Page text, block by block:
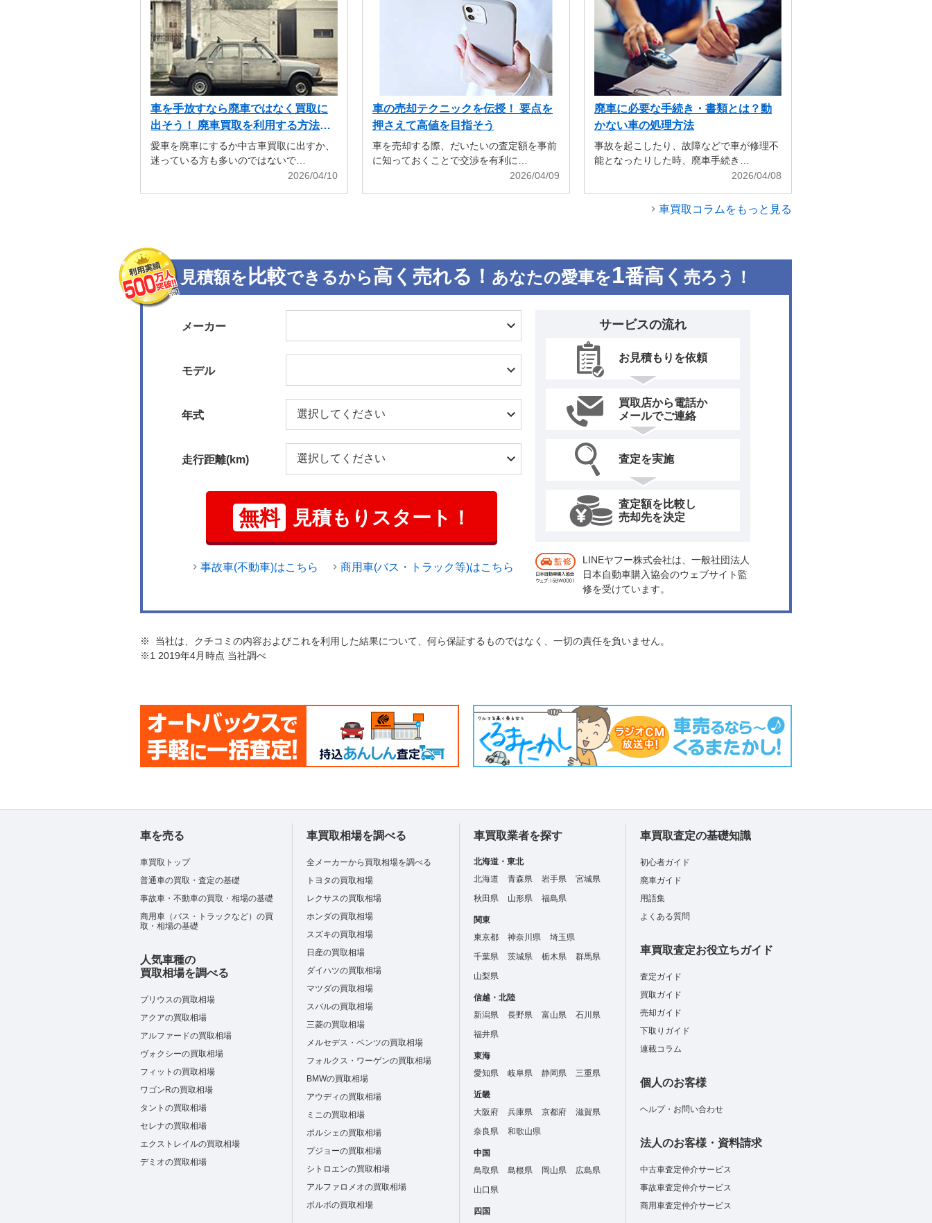
車を手放すなら廃車ではなく買取に
出そう！ 廃車買取を利用する方法も
解説
愛車を廃車にするか中古車買取に出すか、
迷っている方も多いのではないで…
2026/04/10
車の売却テクニックを伝授！ 要点を
押さえて高値を目指そう
車を売却する際、だいたいの査定額を事前
に知っておくことで交渉を有利に…
2026/04/09
廃車に必要な手続き・書類とは？動
かない車の処理方法
事故を起こしたり、故障などで車が修理不
能となったりした時、廃車手続き…
2026/04/08
車買取コラムをもっと見る
見積額を 比較できるから高く売れる！ あなたの愛車を1番高く 売ろう！
メーカー
モデル
年式
走行距離(km)
無料 見積もりスタート！
事故車(不動車)はこちら 商用車(バス・トラック等)はこちら
サービスの流れ
お見積もりを依頼
買取店から電話か
メールでご連絡
査定を実施
査定額を比較し
売却先を決定
LINEヤフー株式会社は、一般社団法人
日本自動車購入協会のウェブサイト監
修を受けています。
※ 当社は、クチコミの内容およびこれを利用した結果について、何ら保証するものではなく、一切の責任を負いません。
※1 2019年4月時点 当社調べ
車を売る
車買取トップ
普通車の買取・査定の基礎
事故車・不動車の買取・相場の基礎
商用車（バス・トラックなど）の買
取・相場の基礎
人気車種の
買取相場を調べる
プリウスの買取相場
アクアの買取相場
アルファードの買取相場
ヴォクシーの買取相場
フィットの買取相場
ワゴンRの買取相場
タントの買取相場
セレナの買取相場
エクストレイルの買取相場
デミオの買取相場
車買取相場を調べる
全メーカーから買取相場を調べる
トヨタの買取相場
レクサスの買取相場
ホンダの買取相場
スズキの買取相場
日産の買取相場
ダイハツの買取相場
マツダの買取相場
スバルの買取相場
三菱の買取相場
メルセデス・ベンツの買取相場
フォルクス・ワーゲンの買取相場
BMWの買取相場
アウディの買取相場
ミニの買取相場
ポルシェの買取相場
プジョーの買取相場
シトロエンの買取相場
アルファロメオの買取相場
ボルボの買取相場
車買取業者を探す
北海道・東北
北海道
青森県 岩手県
宮城県
秋田県
山形県 福島県
関東
東京都
神奈川県
埼玉県
千葉県
茨城県 栃木県
群馬県
山梨県
信越・北陸
新潟県
長野県 富山県
石川県
福井県
東海
愛知県
岐阜県 静岡県 三重県
近畿
大阪府
兵庫県 京都府
滋賀県
奈良県
和歌山県
中国
鳥取県
島根県 岡山県
広島県
山口県
四国
車買取査定の基礎知識
初心者ガイド
廃車ガイド
用語集
よくある質問
車買取査定お役立ちガイド
査定ガイド
買取ガイド
売却ガイド
下取りガイド
連載コラム
個人のお客様
ヘルプ・お問い合わせ
法人のお客様・資料請求
中古車査定仲介サービス
事故車査定仲介サービス
商用車査定仲介サービス